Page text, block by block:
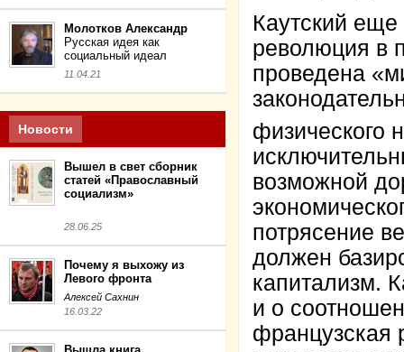
Молотков Александр
Русская идея как
социальный идеал
11.04.21
Новости
Вышел в свет сборник
статей «Православный
социализм»
28.06.25
Почему я выхожу из
Левого фронта
Алексей Сахнин
16.03.22
Каутский еще
революция в
проведена
физического
возможной
потрясение
должен
капитализм.
и о
французская